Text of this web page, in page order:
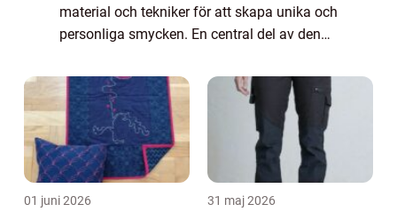
material och tekniker för att skapa unika och
personliga smycken. En central del av denna
smyckesdelar. Des...
01 juni 2026 31 maj 2026